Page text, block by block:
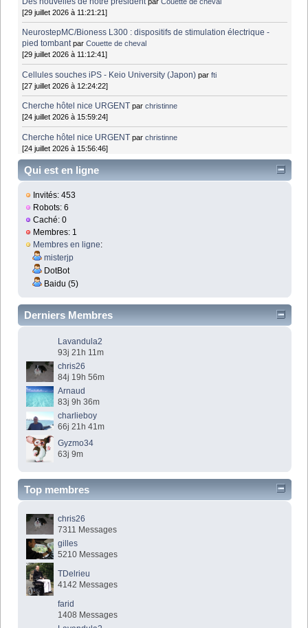
[29 juillet 2026 à 11:21:21]
NeurostepMC/Bioness L300 : dispositifs de stimulation électrique -
pied tombant parCouette de cheval
[29 juillet 2026 à 11:12:41]
Cellules souches iPS - Keio University (Japon) parfti
[27 juillet 2026 à 12:24:22]
Cherche hôtel nice URGENT parchristinne
[24 juillet 2026 à 15:59:24]
Cherche hôtel nice URGENT parchristinne
[24 juillet 2026 à 15:56:46]
Qui est en ligne
Invités: 453
Robots: 6
Caché: 0
Membres: 1
Membres en ligne:
misterjp
DotBot
Baidu (5)
Derniers Membres
Lavandula2
93j 21h 11m
chris26
84j 19h 56m
Arnaud
83j 9h 36m
charlieboy
66j 21h 41m
Gyzmo34
63j 9m
Top membres
chris26
7311 Messages
gilles
5210 Messages
TDelrieu
4142 Messages
farid
1408 Messages